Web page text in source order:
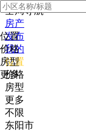
全局导航
房产
发布
我的
位置
价格
房型
更多
位置
价格
房型
更多
不限
东阳市